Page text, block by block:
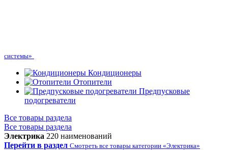
системы»
Кондиционеры
Отопители
Предпусковые
подогреватели
Все товары раздела
Все товары раздела
Электрика 220 наименований
Перейти в раздел Смотреть все товары категории «Электрика»